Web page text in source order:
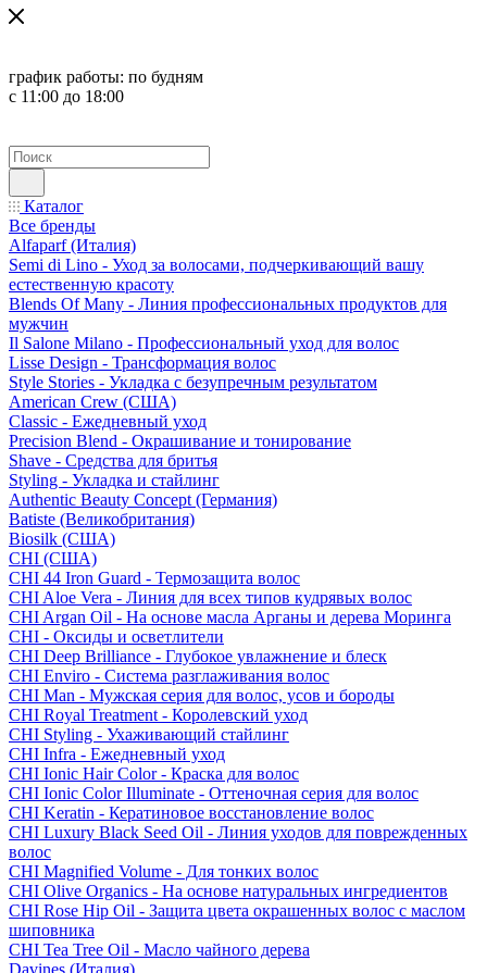
график работы: по будням
с 11:00 до 18:00
Каталог
Все бренды
Alfaparf (Италия)
Semi di Lino - Уход за волосами, подчеркивающий вашу
естественную красоту
Blends Of Many - Линия профессиональных продуктов для
мужчин
Il Salone Milano - Профессиональный уход для волос
Lisse Design - Трансформация волос
Style Stories - Укладка с безупречным результатом
American Crew (США)
Classic - Ежедневный уход
Precision Blend - Окрашивание и тонирование
Shave - Средства для бритья
Styling - Укладка и стайлинг
Authentic Beauty Concept (Германия)
Batiste (Великобритания)
Biosilk (США)
CHI (США)
CHI 44 Iron Guard - Термозащита волос
CHI Aloe Vera - Линия для всех типов кудрявых волос
CHI Argan Oil - На основе масла Арганы и дерева Моринга
CHI - Оксиды и осветлители
CHI Deep Brilliance - Глубокое увлажнение и блеск
CHI Enviro - Система разглаживания волос
CHI Man - Мужская серия для волос, усов и бороды
CHI Royal Treatment - Королевский уход
CHI Styling - Ухаживающий стайлинг
CHI Infra - Ежедневный уход
CHI Ionic Hair Color - Краска для волос
CHI Ionic Color Illuminate - Оттеночная серия для волос
CHI Keratin - Кератиновое восстановление волос
CHI Luxury Black Seed Oil - Линия уходов для поврежденных
волос
CHI Magnified Volume - Для тонких волос
CHI Olive Organics - На основе натуральных ингредиентов
CHI Rose Hip Oil - Защита цвета окрашенных волос с маслом
шиповника
CHI Tea Tree Oil - Масло чайного дерева
Davines (Италия)